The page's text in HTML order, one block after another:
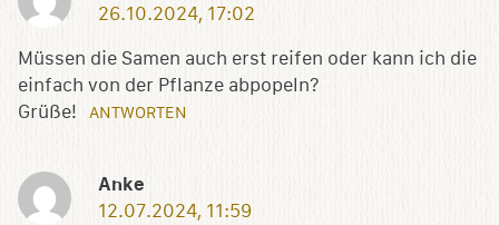
26.10.2024, 17:02
Müssen die Samen auch erst reifen oder kann ich die
einfach von der Pflanze abpopeln?
Grüße!
ANTWORTEN
Anke
12.07.2024, 11:59